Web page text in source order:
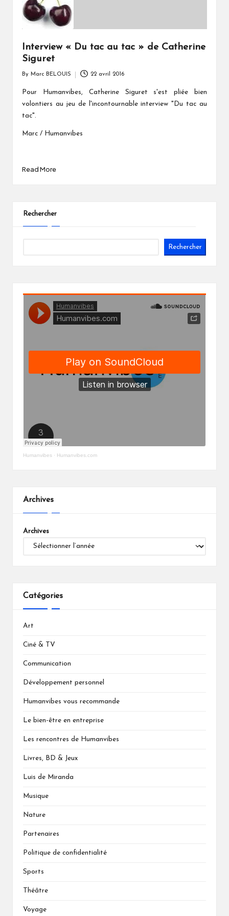
Interview « Du tac au tac » de Catherine
Siguret
by
By Marc BELOUIS 22 avril 2016
Pour Humanvibes, Catherine Siguret s'est pliée bien
volontiers au jeu de l'incontournable interview "Du tac au
tac".
Marc / Humanvibes
Read More
Rechercher
Rechercher
Humanvibes · Humanvibes.com
Archives
Archives
Catégories
Art
Ciné & TV
Communication
Développement personnel
Humanvibes vous recommande
Le bien-être en entreprise
Les rencontres de Humanvibes
Livres, BD & Jeux
Luis de Miranda
Musique
Nature
Partenaires
Politique de confidentialité
Sports
Théâtre
Voyage